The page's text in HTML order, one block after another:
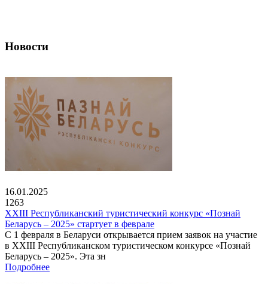
Новости
16.01.2025
1263
XXIII Республиканский туристический конкурс «Познай
Беларусь – 2025» стартует в феврале
С 1 февраля в Беларуси открывается прием заявок на участие
в XXIII Республиканском туристическом конкурсе «Познай
Беларусь – 2025». Эта зн
Подробнее